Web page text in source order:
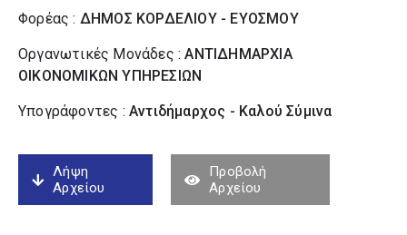
Φορέας : ΔΗΜΟΣ ΚΟΡΔΕΛΙΟΥ - ΕΥΟΣΜΟΥ
Οργανωτικές Μονάδες :ΑΝΤΙΔΗΜΑΡΧΙΑ
ΟΙΚΟΝΟΜΙΚΩΝ ΥΠΗΡΕΣΙΩΝ
Υπογράφοντες : Αντιδήμαρχος - Καλού Σύµινα
Λήψη
Αρχείου
Προβολή
Αρχείου